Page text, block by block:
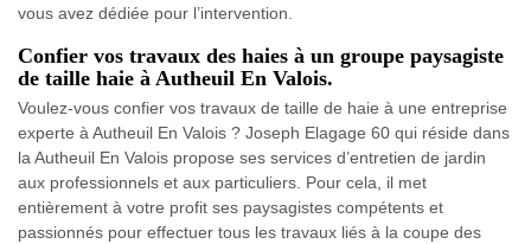
vous avez dédiée pour l’intervention.
Confier vos travaux des haies à un groupe paysagiste
de taille haie à Autheuil En Valois.
Voulez-vous confier vos travaux de taille de haie à une entreprise
experte à Autheuil En Valois ? Joseph Elagage 60 qui réside dans
la Autheuil En Valois propose ses services d’entretien de jardin
aux professionnels et aux particuliers. Pour cela, il met
entièrement à votre profit ses paysagistes compétents et
passionnés pour effectuer tous les travaux liés à la coupe des